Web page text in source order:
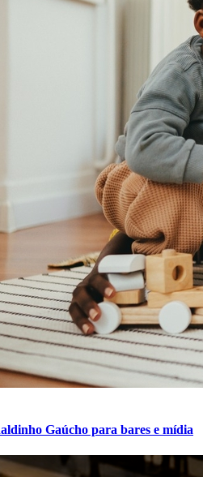
Gaúcho para bares e mídia